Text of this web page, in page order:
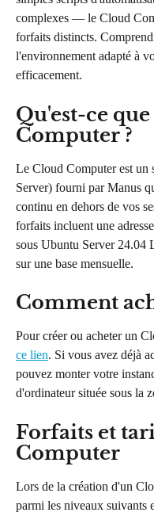
complexes — le Cloud
forfaits distincts.
l'environnement adapté à
efficacement.
Qu'est-ce
Computer ?
Le Cloud Computer est un
Server) fourni par Manus
continu en dehors de vos
forfaits incluent une
sous Ubuntu Server 24.04
sur une base mensuelle.
Comment
Pour créer ou acheter un
ce lien. Si vous avez déjà
pouvez monter votre
d'ordinateur située sous la
Forfaits et
Computer
Lors de la création d'un
parmi les niveaux suivants